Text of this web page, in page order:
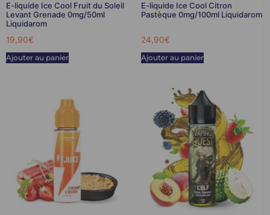
E-liquide Ice Cool Fruit du Soleil
Levant Grenade 0mg/50ml
Liquidarom
19,90€
Ajouter au panier
E-liquide Ice Cool Citron
Pastèque 0mg/100ml Liquidarom
24,90€
Ajouter au panier